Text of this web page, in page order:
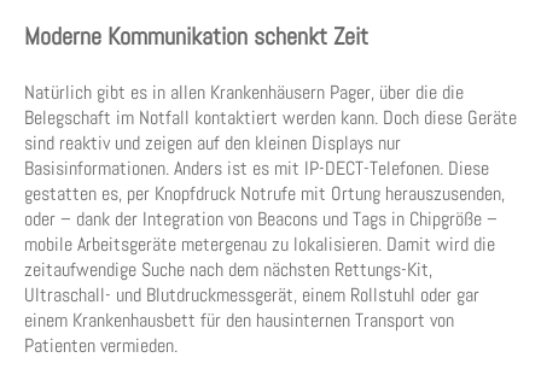
Moderne Kommunikation schenkt Zeit
Natürlich gibt es in allen Krankenhäusern Pager, über die die
Belegschaft im Notfall kontaktiert werden kann. Doch diese Geräte
sind reaktiv und zeigen auf den kleinen Displays nur
Basisinformationen. Anders ist es mit IP-DECT-Telefonen. Diese
gestatten es, per Knopfdruck Notrufe mit Ortung herauszusenden,
oder – dank der Integration von Beacons und Tags in Chipgröße –
mobile Arbeitsgeräte metergenau zu lokalisieren. Damit wird die
zeitaufwendige Suche nach dem nächsten Rettungs-Kit,
Ultraschall- und Blutdruckmessgerät, einem Rollstuhl oder gar
einem Krankenhausbett für den hausinternen Transport von
Patienten vermieden.